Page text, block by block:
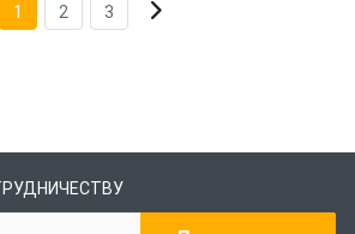
1 2 3